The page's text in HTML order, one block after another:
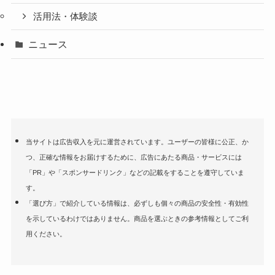
活用法・体験談
ニュース
当サイトは広告収入を元に運営されています。ユーザーの皆様に公正、か
つ、正確な情報をお届けするために、広告にあたる商品・サービスには
「PR」や「スポンサードリンク」などの記載をすることを遵守していま
す。
「選び方」で紹介している情報は、必ずしも個々の商品の安全性・有効性
を示しているわけではありません。商品を選ぶときの参考情報としてご利
用ください。